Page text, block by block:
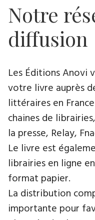
Notre
diffusion
Les Éditions Anovi
votre livre auprès
littéraires en
chaines de
la presse, Relay,
Le livre est
librairies en ligne
format papier.
La distribution
importante pour